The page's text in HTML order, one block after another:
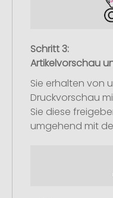
Schritt 3:
Artikelvorschau
Sie erhalten von
Druckvorschau
Sie diese
umgehend mit